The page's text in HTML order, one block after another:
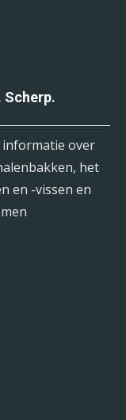
informatie over
het
en -vissen en